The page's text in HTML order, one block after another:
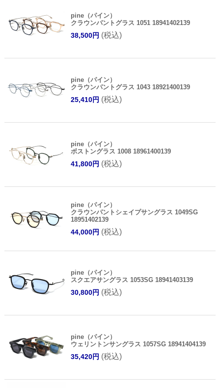
pine（パイン）
クラウンパントグラス 1051 18941402139
38,500円 (税込)
pine（パイン）
クラウンパントグラス 1043 18921400139
25,410円 (税込)
pine（パイン）
ボストングラス 1008 18961400139
41,800円 (税込)
pine（パイン）
クラウンパントシェイプサングラス 1049SG
18951402139
44,000円 (税込)
pine（パイン）
スクエアサングラス 1053SG 18941403139
30,800円 (税込)
pine（パイン）
ウェリントンサングラス 1057SG 18941404139
35,420円 (税込)